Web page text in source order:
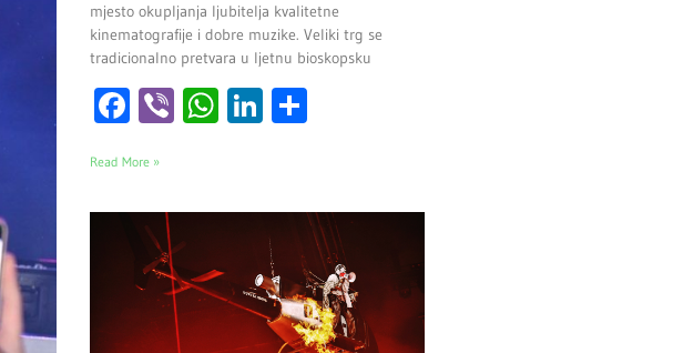
mjesto okupljanja ljubitelja kvalitetne
kinematografije i dobre muzike. Veliki trg se
tradicionalno pretvara u ljetnu bioskopsku
Facebook
ViberWhatsApp
LinkedIn
Read More »